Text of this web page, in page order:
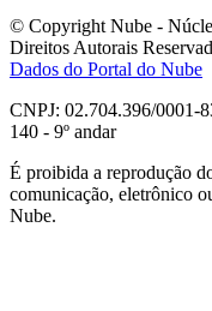
© Copyright Nube -
Direitos Autorais
Dados do Portal do Nube
CNPJ: 02.704.396/0001-
140 - 9º andar
É proibida a reprodução
comunicação, eletrônico
Nube.